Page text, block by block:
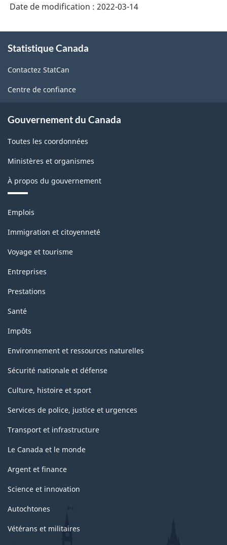
Date de modification : 2022-03-14
propos
ce
site
Statistique Canada
Contactez StatCan
Centre de confiance
Gouvernement du Canada
Toutes les coordonnées
Ministères et organismes
À propos du gouvernement
Thèmes
sujets
Emplois
Immigration et citoyenneté
Voyage et tourisme
Entreprises
Prestations
Santé
Impôts
Environnement et ressources naturelles
Sécurité nationale et défense
Culture, histoire et sport
Services de police, justice et urgences
Transport et infrastructure
Le Canada et le monde
Argent et finance
Science et innovation
Autochtones
Vétérans et militaires